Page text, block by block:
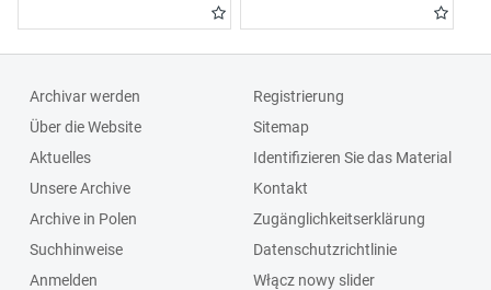
Archivar werden
Über die Website
Aktuelles
Unsere Archive
Archive in Polen
Suchhinweise
Anmelden
Registrierung
Sitemap
Identifizieren Sie das Material
Kontakt
Zugänglichkeitserklärung
Datenschutzrichtlinie
Włącz nowy slider